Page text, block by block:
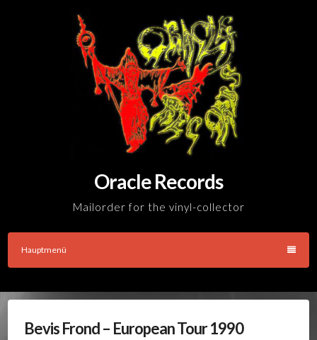
Oracle Records
Mailorder for the vinyl-collector
Hauptmenü
Bevis Frond – European Tour 1990